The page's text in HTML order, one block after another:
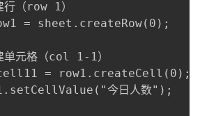
1）
sheet.createRow(0);
（col 1-1）
= row1.createCell(0);
今日人数");